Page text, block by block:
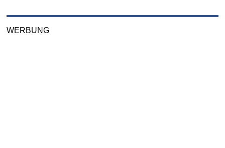
WERBUNG